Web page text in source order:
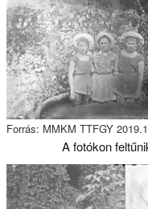
Forrás: MMKM TTFGY
A fotókon